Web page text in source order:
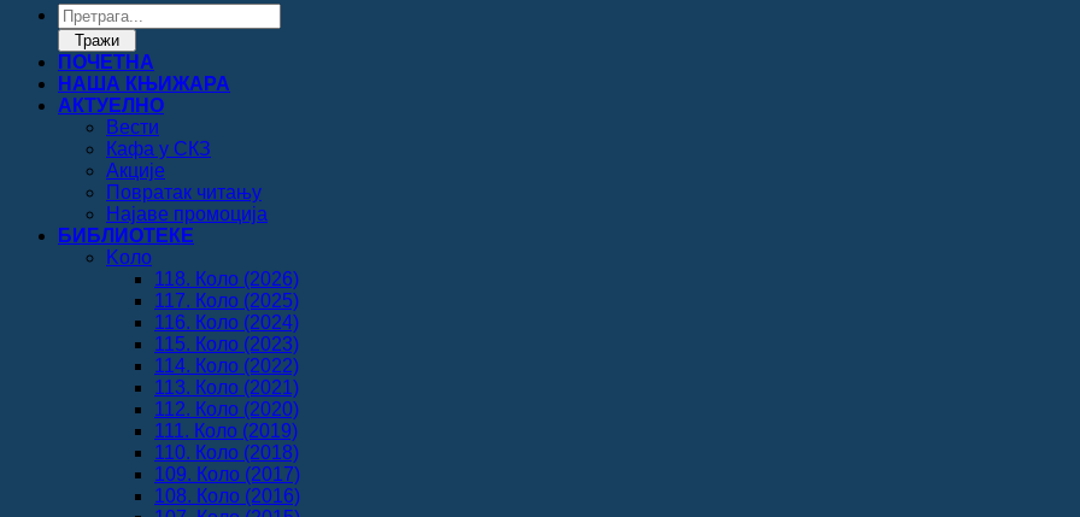
Products
search
Тражи
ПОЧЕТНА
НАША КЊИЖАРА
АКТУЕЛНО
Вести
Кафа у СКЗ
Акције
Повратак читању
Најаве промоција
БИБЛИОТЕКЕ
Koло
118. Коло (2026)
117. Коло (2025)
116. Коло (2024)
115. Коло (2023)
114. Коло (2022)
113. Коло (2021)
112. Коло (2020)
111. Коло (2019)
110. Коло (2018)
109. Коло (2017)
108. Коло (2016)